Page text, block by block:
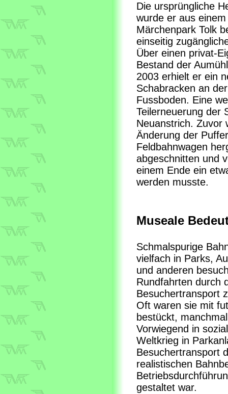
Die ursprüngliche
wurde er aus
Märchenpark Tolk
einseitig
Über einen privat-
Bestand der
2003 erhielt er ein
Schabracken an
Fussboden. Eine
Teilerneuerung der
Neuanstrich. Zuvor
Änderung der
Feldbahnwagen
abgeschnitten und
einem Ende ein
werden musste.
Museale
Schmalspurige
vielfach in Parks,
und anderen
Rundfahrten durch
Besuchertransport
Oft waren sie mit
bestückt,
Vorwiegend in
Weltkrieg in
Besuchertransport
realistischen
gestaltet war.